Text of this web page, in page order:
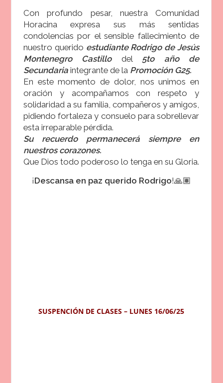
Con profundo pesar, nuestra Comunidad
Horacina expresa sus más sentidas
condolencias por el sensible fallecimiento de
nuestro querido estudiante Rodrigo de Jesús
Montenegro Castillodel 5to año de
Secundariaintegrante de la Promoción G25.
En este momento de dolor, nos unimos en
oración y acompañamos con respeto y
solidaridad a su familia, compañeros y amigos,
pidiendo fortaleza y consuelo para sobrellevar
esta irreparable pérdida.
Su recuerdo permanecerá siempre en
nuestros corazones.
Que Dios todo poderoso lo tenga en su Gloria.
¡Descansa en paz querido Rodrigo!🙏🏽
SUSPENCIÓN DE CLASES – LUNES 16/06/25